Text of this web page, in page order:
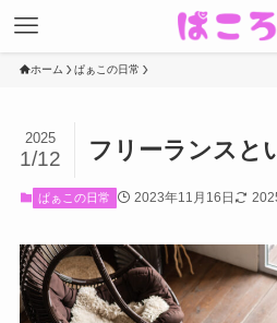
ホーム ぱぁこの日常
フリーランスと
2025
1/12
ぱぁこの日常 2023年11月16日